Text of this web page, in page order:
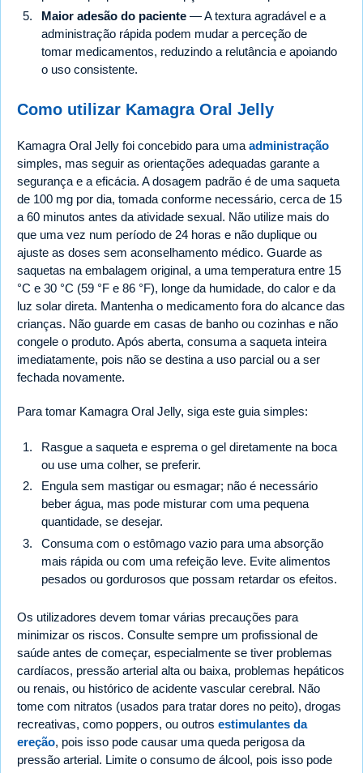
Maior adesão do paciente — A textura agradável e a
administração rápida podem mudar a perceção de
tomar medicamentos, reduzindo a relutância e apoiando
o uso consistente.
Como utilizar Kamagra Oral Jelly
Kamagra Oral Jelly foi concebido para uma administração
simples, mas seguir as orientações adequadas garante a
segurança e a eficácia. A dosagem padrão é de uma saqueta
de 100 mg por dia, tomada conforme necessário, cerca de 15
a 60 minutos antes da atividade sexual. Não utilize mais do
que uma vez num período de 24 horas e não duplique ou
ajuste as doses sem aconselhamento médico. Guarde as
saquetas na embalagem original, a uma temperatura entre 15
°C e 30 °C (59 °F e 86 °F), longe da humidade, do calor e da
luz solar direta. Mantenha o medicamento fora do alcance das
crianças. Não guarde em casas de banho ou cozinhas e não
congele o produto. Após aberta, consuma a saqueta inteira
imediatamente, pois não se destina a uso parcial ou a ser
fechada novamente.
Para tomar Kamagra Oral Jelly, siga este guia simples:
Rasgue a saqueta e esprema o gel diretamente na boca
ou use uma colher, se preferir.
Engula sem mastigar ou esmagar; não é necessário
beber água, mas pode misturar com uma pequena
quantidade, se desejar.
Consuma com o estômago vazio para uma absorção
mais rápida ou com uma refeição leve. Evite alimentos
pesados ou gordurosos que possam retardar os efeitos.
Os utilizadores devem tomar várias precauções para
minimizar os riscos. Consulte sempre um profissional de
saúde antes de começar, especialmente se tiver problemas
cardíacos, pressão arterial alta ou baixa, problemas hepáticos
ou renais, ou histórico de acidente vascular cerebral. Não
tome com nitratos (usados para tratar dores no peito), drogas
recreativas, como poppers, ou outros estimulantes da
ereção, pois isso pode causar uma queda perigosa da
pressão arterial. Limite o consumo de álcool, pois isso pode